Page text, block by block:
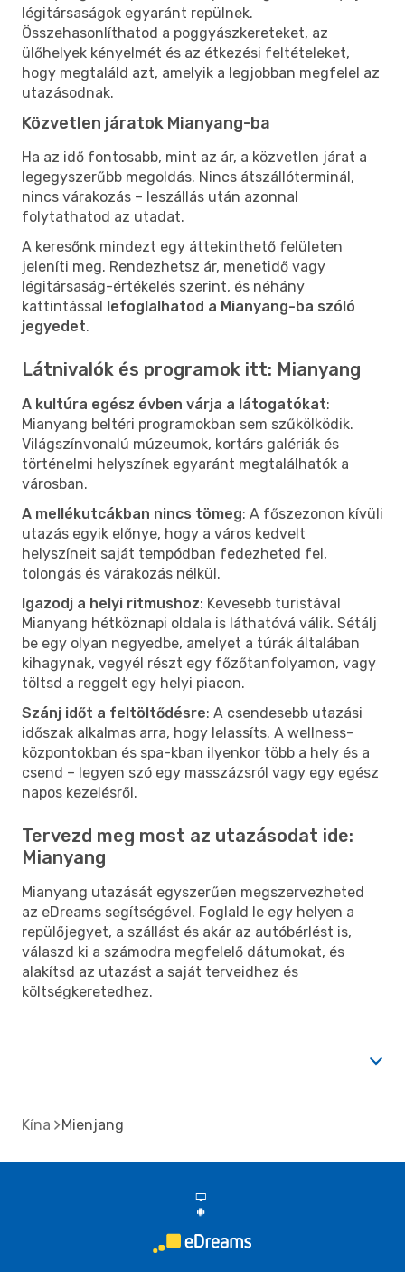
légitársaságok egyaránt repülnek.
Összehasonlíthatod a poggyászkereteket, az
ülőhelyek kényelmét és az étkezési feltételeket,
hogy megtaláld azt, amelyik a legjobban megfelel az
utazásodnak.
Közvetlen járatok Mianyang-ba
Ha az idő fontosabb, mint az ár, a közvetlen járat a
legegyszerűbb megoldás. Nincs átszállóterminál,
nincs várakozás – leszállás után azonnal
folytathatod az utadat.
A keresőnk mindezt egy áttekinthető felületen
jeleníti meg. Rendezhetsz ár, menetidő vagy
légitársaság-értékelés szerint, és néhány
kattintással lefoglalhatod a Mianyang-ba szóló
jegyedet.
Látnivalók és programok itt: Mianyang
A kultúra egész évben várja a látogatókat:
Mianyang beltéri programokban sem szűkölködik.
Világszínvonalú múzeumok, kortárs galériák és
történelmi helyszínek egyaránt megtalálhatók a
városban.
A mellékutcákban nincs tömeg: A főszezonon kívüli
utazás egyik előnye, hogy a város kedvelt
helyszíneit saját tempódban fedezheted fel,
tolongás és várakozás nélkül.
Igazodj a helyi ritmushoz: Kevesebb turistával
Mianyang hétköznapi oldala is láthatóvá válik. Sétálj
be egy olyan negyedbe, amelyet a túrák általában
kihagynak, vegyél részt egy főzőtanfolyamon, vagy
töltsd a reggelt egy helyi piacon.
Szánj időt a feltöltődésre: A csendesebb utazási
időszak alkalmas arra, hogy lelassíts. A wellness-
központokban és spa-kban ilyenkor több a hely és a
csend – legyen szó egy masszázsról vagy egy egész
napos kezelésről.
Tervezd meg most az utazásodat ide:
Mianyang
Mianyang utazását egyszerűen megszervezheted
az eDreams segítségével. Foglald le egy helyen a
repülőjegyet, a szállást és akár az autóbérlést is,
válaszd ki a számodra megfelelő dátumokat, és
alakítsd az utazást a saját terveidhez és
költségkeretedhez.
Kína Mienjang
d
A